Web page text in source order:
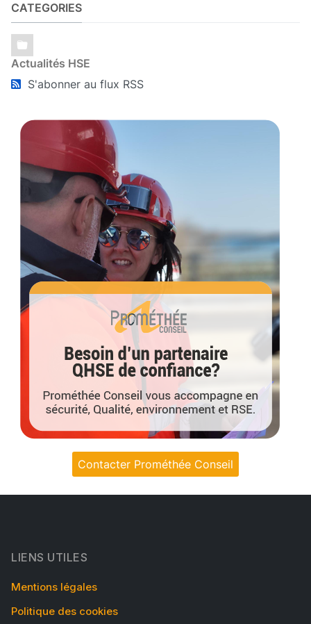
CATEGORIES
Actualités HSE
S'abonner au flux RSS
Contacter Prométhée Conseil
LIENS UTILES
Mentions légales
Politique des cookies